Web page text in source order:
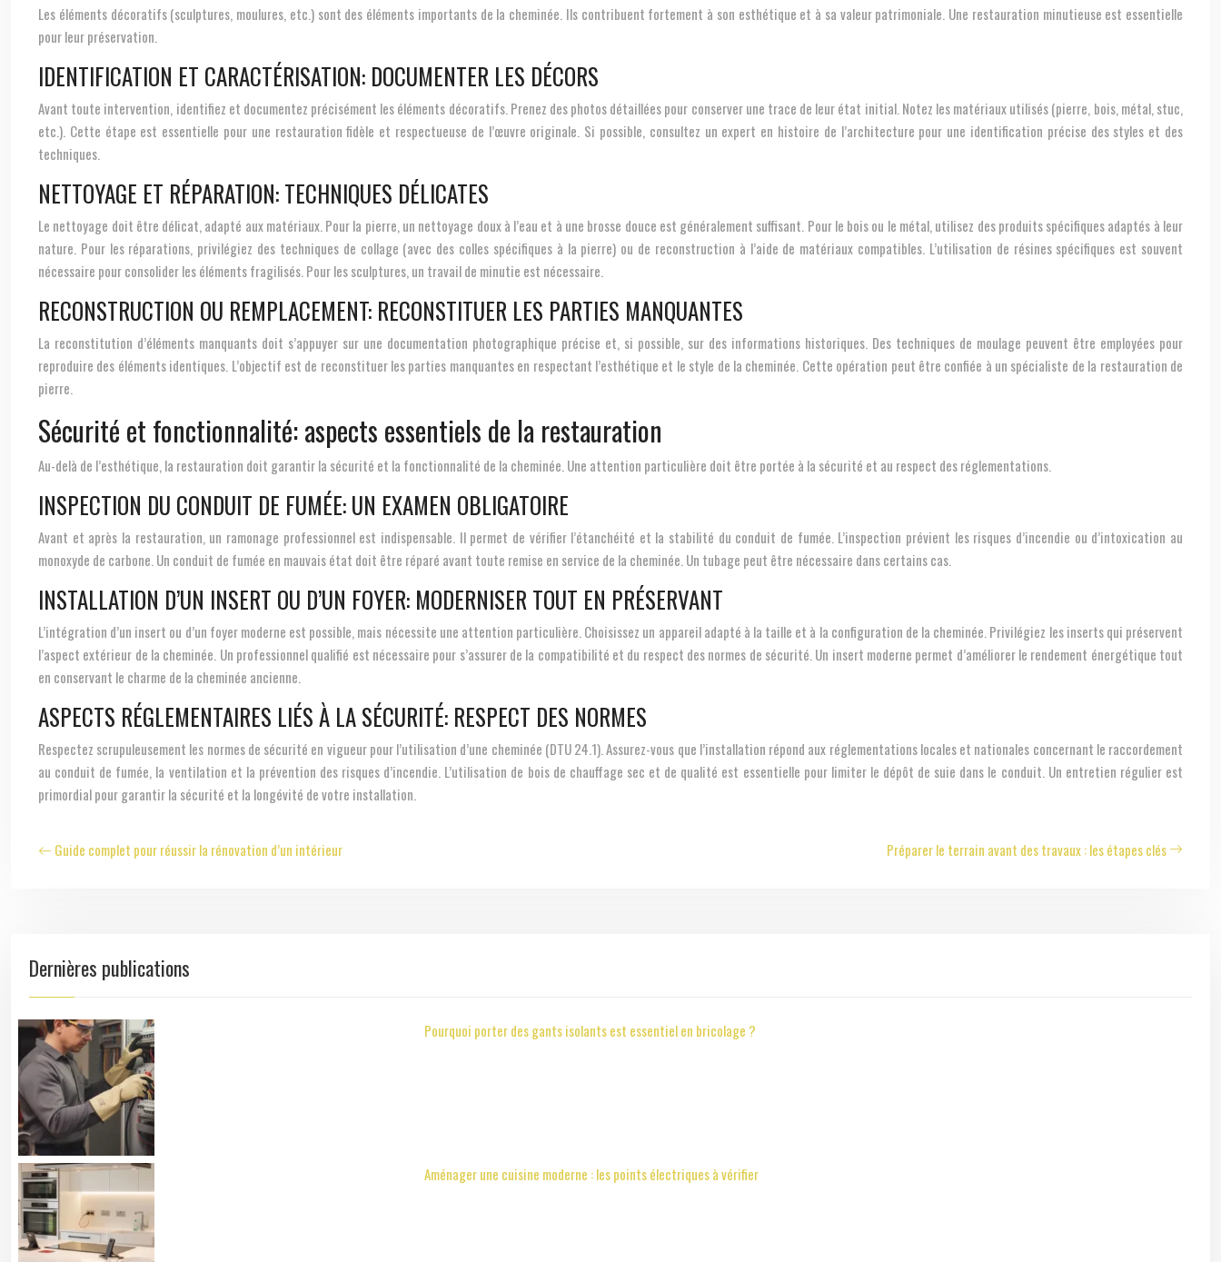
Les éléments décoratifs (sculptures, moulures, etc.) sont des éléments importants de la cheminée. Ils contribuent fortement à son esthétique et à sa valeur patrimoniale. Une restauration minutieuse est essentielle
pour leur préservation.
IDENTIFICATION ET CARACTÉRISATION: DOCUMENTER LES DÉCORS
Avant toute intervention, identifiez et documentez précisément les éléments décoratifs. Prenez des photos détaillées pour conserver une trace de leur état initial. Notez les matériaux utilisés (pierre, bois, métal, stuc,
etc.). Cette étape est essentielle pour une restauration fidèle et respectueuse de l’œuvre originale. Si possible, consultez un expert en histoire de l’architecture pour une identification précise des styles et des
techniques.
NETTOYAGE ET RÉPARATION: TECHNIQUES DÉLICATES
Le nettoyage doit être délicat, adapté aux matériaux. Pour la pierre, un nettoyage doux à l’eau et à une brosse douce est généralement suffisant. Pour le bois ou le métal, utilisez des produits spécifiques adaptés à leur
nature. Pour les réparations, privilégiez des techniques de collage (avec des colles spécifiques à la pierre) ou de reconstruction à l’aide de matériaux compatibles. L’utilisation de résines spécifiques est souvent
nécessaire pour consolider les éléments fragilisés. Pour les sculptures, un travail de minutie est nécessaire.
RECONSTRUCTION OU REMPLACEMENT: RECONSTITUER LES PARTIES MANQUANTES
La reconstitution d’éléments manquants doit s’appuyer sur une documentation photographique précise et, si possible, sur des informations historiques. Des techniques de moulage peuvent être employées pour
reproduire des éléments identiques. L’objectif est de reconstituer les parties manquantes en respectant l’esthétique et le style de la cheminée. Cette opération peut être confiée à un spécialiste de la restauration de
pierre.
Sécurité et fonctionnalité: aspects essentiels de la restauration
Au-delà de l’esthétique, la restauration doit garantir la sécurité et la fonctionnalité de la cheminée. Une attention particulière doit être portée à la sécurité et au respect des réglementations.
INSPECTION DU CONDUIT DE FUMÉE: UN EXAMEN OBLIGATOIRE
Avant et après la restauration, un ramonage professionnel est indispensable. Il permet de vérifier l’étanchéité et la stabilité du conduit de fumée. L’inspection prévient les risques d’incendie ou d’intoxication au
monoxyde de carbone. Un conduit de fumée en mauvais état doit être réparé avant toute remise en service de la cheminée. Un tubage peut être nécessaire dans certains cas.
INSTALLATION D’UN INSERT OU D’UN FOYER: MODERNISER TOUT EN PRÉSERVANT
L’intégration d’un insert ou d’un foyer moderne est possible, mais nécessite une attention particulière. Choisissez un appareil adapté à la taille et à la configuration de la cheminée. Privilégiez les inserts qui préservent
l’aspect extérieur de la cheminée. Un professionnel qualifié est nécessaire pour s’assurer de la compatibilité et du respect des normes de sécurité. Un insert moderne permet d’améliorer le rendement énergétique tout
en conservant le charme de la cheminée ancienne.
ASPECTS RÉGLEMENTAIRES LIÉS À LA SÉCURITÉ: RESPECT DES NORMES
Respectez scrupuleusement les normes de sécurité en vigueur pour l’utilisation d’une cheminée (DTU 24.1). Assurez-vous que l’installation répond aux réglementations locales et nationales concernant le raccordement
au conduit de fumée, la ventilation et la prévention des risques d’incendie. L’utilisation de bois de chauffage sec et de qualité est essentielle pour limiter le dépôt de suie dans le conduit. Un entretien régulier est
primordial pour garantir la sécurité et la longévité de votre installation.
Guide complet pour réussir la rénovation d’un intérieur Préparer le terrain avant des travaux : les étapes clés
Dernières publications
Pourquoi porter des gants isolants est essentiel en bricolage ?
Aménager une cuisine moderne : les points électriques à vérifier